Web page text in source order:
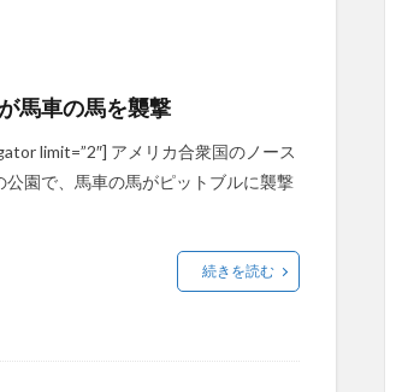
馬車の馬を襲撃
limit=”2″] アメリカ合衆国のノース
公園で、馬車の馬がピットブルに襲撃
続きを読む